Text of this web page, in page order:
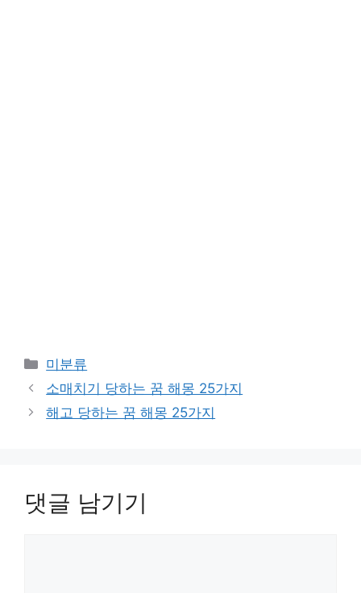
카
테
리
미분류
​소매치기 당하는 꿈 해몽 25가지
해고 당하는 꿈 해몽 25가지
댓글 남기기